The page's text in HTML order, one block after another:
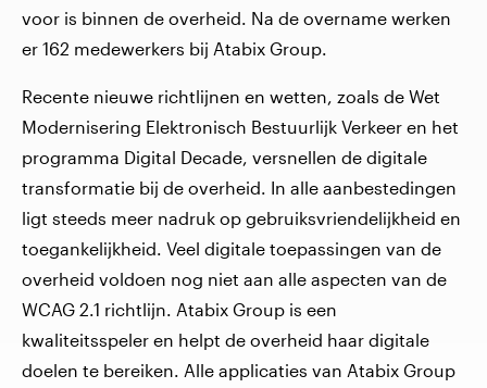
voor is binnen de overheid. Na de overname werken
er 162 medewerkers bij Atabix Group.
Recente nieuwe richtlijnen en wetten, zoals de Wet
Modernisering Elektronisch Bestuurlijk Verkeer en het
programma Digital Decade, versnellen de digitale
transformatie bij de overheid. In alle aanbestedingen
ligt steeds meer nadruk op gebruiksvriendelijkheid en
toegankelijkheid. Veel digitale toepassingen van de
overheid voldoen nog niet aan alle aspecten van de
WCAG 2.1 richtlijn. Atabix Group is een
kwaliteitsspeler en helpt de overheid haar digitale
doelen te bereiken. Alle applicaties van Atabix Group